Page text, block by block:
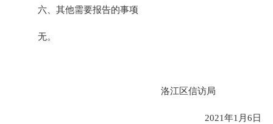
六、其他需要报告的事项
无。
洛江区信访局
2021年1月6日